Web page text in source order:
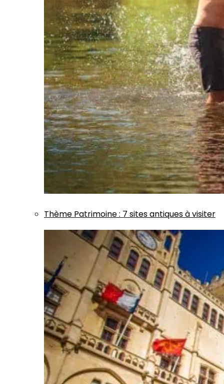
Thème Patrimoine: 7 sites antiques à visiter